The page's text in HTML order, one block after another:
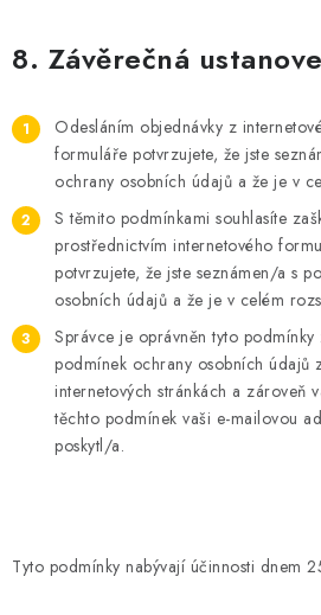
8. Závěrečná
Odesláním objednávky z
formuláře potvrzujete, že jste
ochrany osobních údajů a že je v
S těmito podmínkami souhlasíte
prostřednictvím internetového
potvrzujete, že jste seznámen/a s
osobních údajů a že je v celém
Správce je oprávněn tyto
podmínek ochrany osobních údajů
internetových stránkách a zároveň
těchto podmínek vaši e-mailovou
poskytl/a.
Tyto podmínky nabývají účinnosti dnem